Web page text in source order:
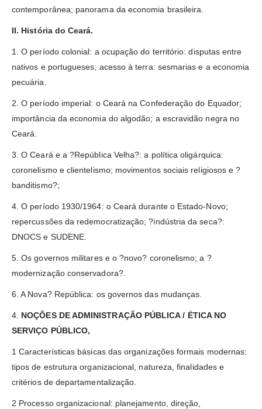
contemporânea; panorama da economia brasileira.
II. História do Ceará.
1. O período colonial: a ocupação do território: disputas entre
nativos e portugueses; acesso à terra: sesmarias e a economia
pecuária.
2. O período imperial: o Ceará na Confederação do Equador;
importância da economia do algodão; a escravidão negra no
Ceará.
3. O Ceará e a ?República Velha?: a política oligárquica:
coronelismo e clientelismo; movimentos sociais religiosos e ?
banditismo?;
4. O período 1930/1964: o Ceará durante o Estado-Novo;
repercussões da redemocratização; ?indústria da seca?:
DNOCS e SUDENE.
5. Os governos militares e o ?novo? coronelismo; a ?
modernização conservadora?.
6. A Nova? República: os governos das mudanças.
4. NOÇÕES DE ADMINISTRAÇÃO PÚBLICA / ÉTICA NO
SERVIÇO PÚBLICO,
1 Características básicas das organizações formais modernas:
tipos de estrutura organizacional, natureza, finalidades e
critérios de departamentalização.
2 Processo organizacional: planejamento, direção,